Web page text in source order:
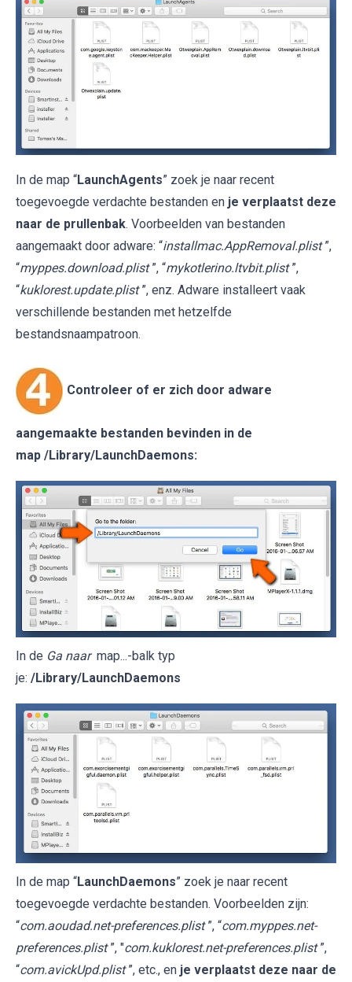
In de map “LaunchAgents” zoek je naar recent
toegevoegde verdachte bestanden en je verplaatst deze
naar de prullenbak. Voorbeelden van bestanden
aangemaakt door adware: “installmac.AppRemoval.plist ”,
“myppes.download.plist ”, “mykotlerino.ltvbit.plist ”,
“kuklorest.update.plist ”, enz. Adware installeert vaak
verschillende bestanden met hetzelfde
bestandsnaampatroon.
Controleer of er zich door adware
aangemaakte bestanden bevinden in de
map /Library/LaunchDaemons:
In de Ga naar map...-balk typ
je: /Library/LaunchDaemons
In de map “LaunchDaemons” zoek je naar recent
toegevoegde verdachte bestanden. Voorbeelden zijn:
“com.aoudad.net-preferences.plist ”, “com.myppes.net-
preferences.plist ”, "com.kuklorest.net-preferences.plist ”,
“com.avickUpd.plist ”, etc., en je verplaatst deze naar de